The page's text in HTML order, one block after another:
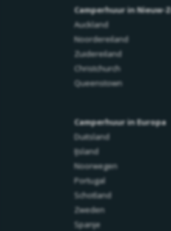
Camperhuur in Nieuw-
Auckland
Noordereiland
Zuidereiland
Christchurch
Queenstown
Camperhuur in Europa
Duitsland
IJsland
Noorwegen
Portugal
Schotland
Zweden
Spanje